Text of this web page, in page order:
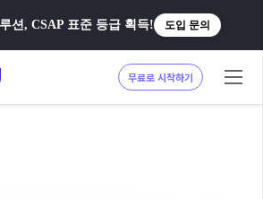
션, CSAP 표준 등급 획득! 도입 문의
무료로 시작하기